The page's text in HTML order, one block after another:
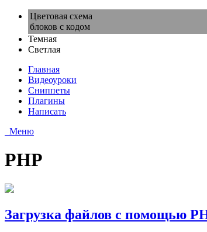
Цветовая схема
блоков с кодом
Темная
Светлая
Главная
Видеоуроки
Сниппеты
Плагины
Написать
Меню
PHP
Загрузка файлов с помощью